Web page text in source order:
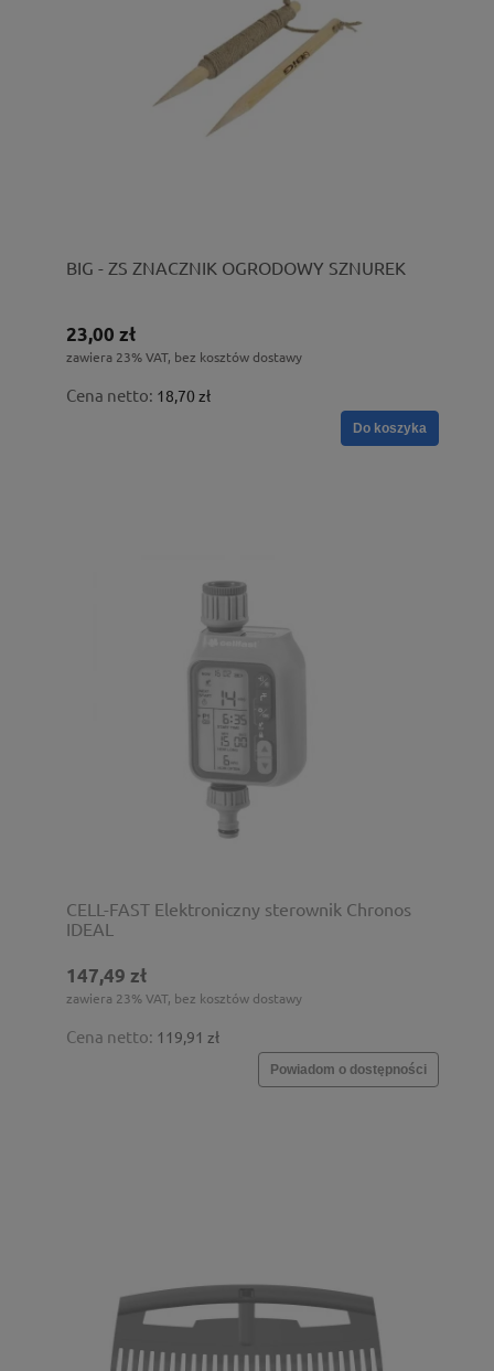
BIG - ZS ZNACZNIK OGRODOWY SZNUREK
23,00 zł
zawiera 23% VAT, bez kosztów dostawy
Cena netto: 18,70 zł
Do koszyka
CELL-FAST Elektroniczny sterownik Chronos
IDEAL
147,49 zł
zawiera 23% VAT, bez kosztów dostawy
Cena netto: 119,91 zł
Powiadom o dostępności